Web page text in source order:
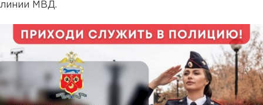
линии МВД.